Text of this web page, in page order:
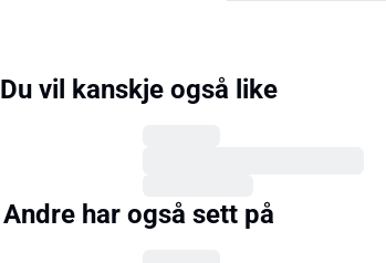
Du vil kanskje også like
Andre har også sett på